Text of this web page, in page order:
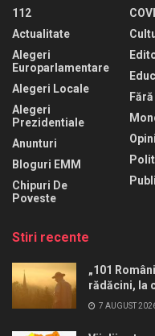
112
Actualitate
Alegeri
Europarlamentare
Alegeri Locale
Alegeri
Prezidentiale
Anunturi
Bloguri EMM
Chipuri De
Poveste
Stiri recente
„101
rădăcini, la
7 AUGUST